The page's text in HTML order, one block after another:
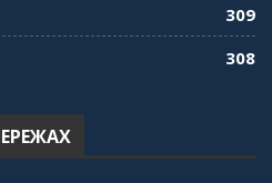
309
308